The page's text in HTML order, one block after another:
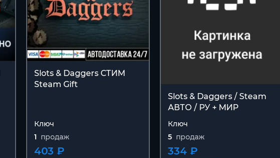
Slots & Daggers СТИМ
Steam Gift
Ключ
1 продаж
403 ₽
Slots & Daggers / Steam
АВТО / РУ + МИР
Ключ
5 продаж
334 ₽